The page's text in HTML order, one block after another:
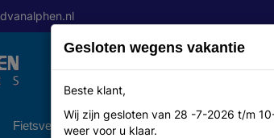
Fietsverzekering Over ons
Gesloten wegens vakantie
Beste klant,
Wij zijn gesloten van 28 -7-2026 t/m
weer voor u klaar.